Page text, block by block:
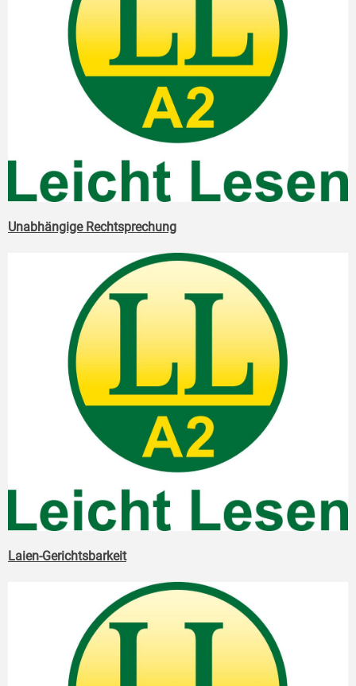
Unabhängige Rechtsprechung
Laien-Gerichtsbarkeit